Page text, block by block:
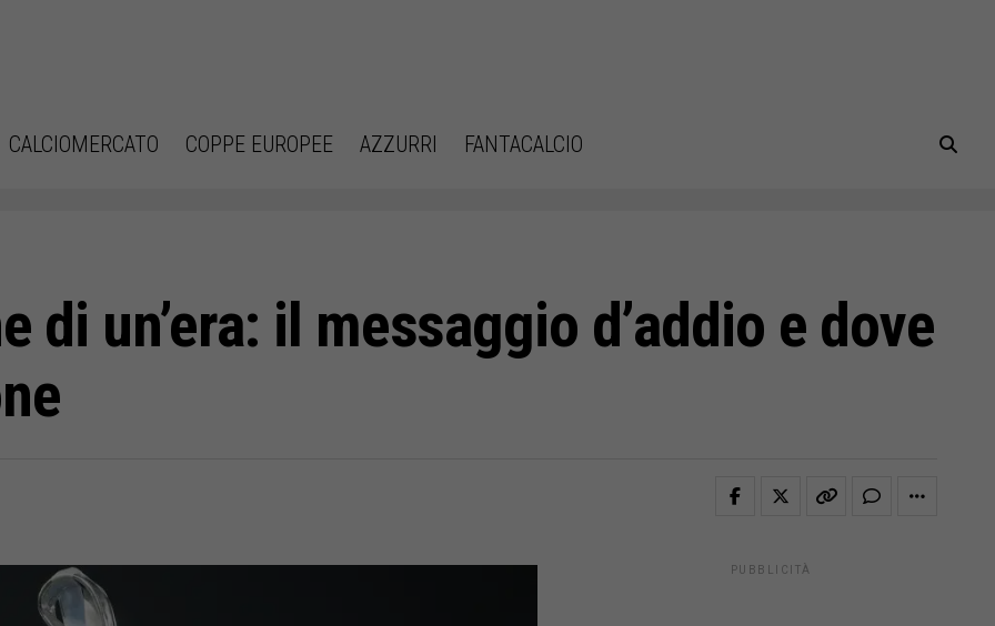
CALCIOMERCATO COPPE EUROPEE AZZURRI FANTACALCIO
di un’era: il messaggio d’addio e dove
PUBBLICITÀ